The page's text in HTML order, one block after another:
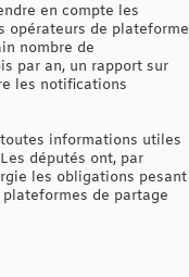
en compte les
opérateurs de plateforme
nombre de
par an, un rapport sur
les notifications
informations utiles
députés ont, par
les obligations pesant
de partage